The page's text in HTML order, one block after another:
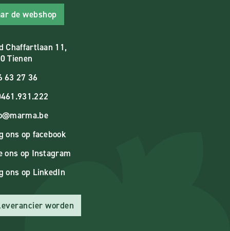
de webshop
Chaffartlaan 11,
Tienen
63 27 36
ons op facebook
ons op Instagram
ons op LinkedIn
worden